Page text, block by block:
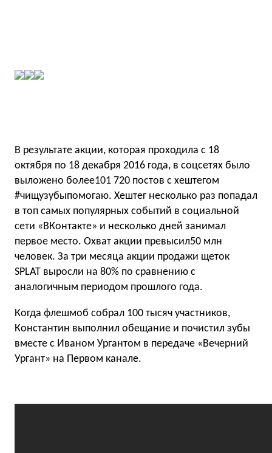
В результате акции, которая проходила с 18
октября по 18 декабря 2016 года, в соцсетях было
выложено более101 720 постов с хештегом
#чищузубыпомогаю. Хештег несколько раз попадал
в топ самых популярных событий в социальной
сети «ВКонтакте» и несколько дней занимал
первое место. Охват акции превысил50 млн
человек. За три месяца акции продажи щеток
SPLAT выросли на 80% по сравнению с
аналогичным периодом прошлого года.
Когда флешмоб собрал 100 тысяч участников,
Константин выполнил обещание и почистил зубы
вместе с Иваном Ургантом в передаче «Вечерний
Ургант» на Первом канале.